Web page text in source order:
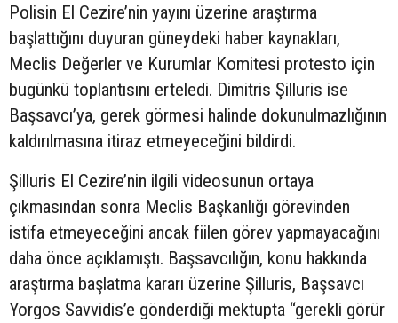
Polisin El Cezire’nin yayını üzerine araştırma
başlattığını duyuran güneydeki haber kaynakları,
Meclis Değerler ve Kurumlar Komitesi protesto için
bugünkü toplantısını erteledi. Dimitris Şilluris ise
Başsavcı’ya, gerek görmesi halinde dokunulmazlığının
kaldırılmasına itiraz etmeyeceğini bildirdi.
Şilluris El Cezire’nin ilgili videosunun ortaya
çıkmasından sonra Meclis Başkanlığı görevinden
istifa etmeyeceğini ancak fiilen görev yapmayacağını
daha önce açıklamıştı. Başsavcılığın, konu hakkında
araştırma başlatma kararı üzerine Şilluris, Başsavcı
Yorgos Savvidis’e gönderdiği mektupta “gerekli görür